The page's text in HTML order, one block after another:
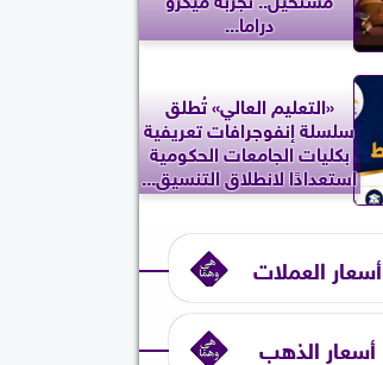
دراما...
«التعليم العالي» تُطلق
سلسلة إنفوجرافات تعريفية
بكليات الجامعات الحكومية
استعدادًا لانطلاق التنسيق...
أسعار العملات
أسعار الذهب